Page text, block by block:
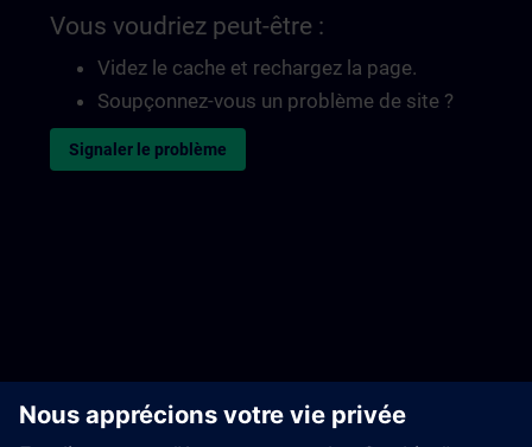
Vous voudriez peut-être :
Videz le cache et rechargez la page.
Soupçonnez-vous un problème de site ?
Signaler le problème